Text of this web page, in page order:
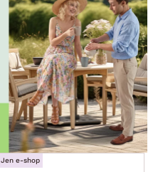
Jen e-shop